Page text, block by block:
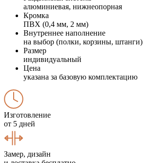
алюминиевая, нижнеопорная
Кромка
ПВХ (0,4 мм, 2 мм)
Внутреннее наполнение
на выбор (полки, корзины, штанги)
Размер
индивидуальный
Цена
указана за базовую комплектацию
Изготовление
от 5 дней
Замер, дизайн